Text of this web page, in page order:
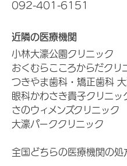
092-401-6151
近隣の医療機関
小林大濠公園クリニック
おくむらこころからだクリ
つきやま歯科・矯正歯科
眼科かわさき貴子クリニッ
さのウィメンズクリニック
大濠パーククリニック
全国どちらの医療機関の